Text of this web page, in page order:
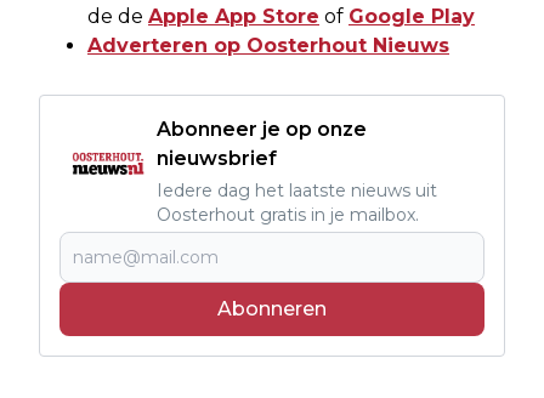
de de Apple App Store of Google Play
Adverteren op Oosterhout Nieuws
Abonneer je op onze
nieuwsbrief
Iedere dag het laatste nieuws uit
Oosterhout gratis in je mailbox.
Abonneren